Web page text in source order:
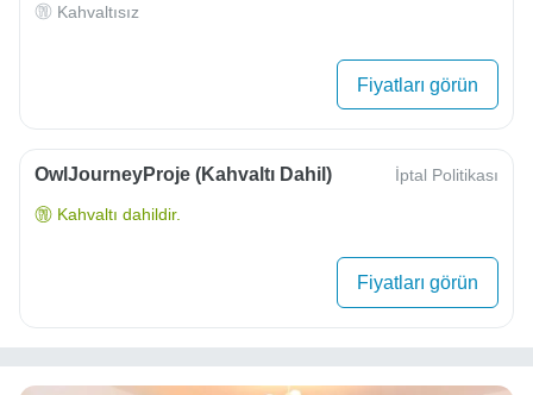
Kahvaltısız
Fiyatları görün
OwlJourneyProje (Kahvaltı Dahil) İptal Politikası
Kahvaltı dahildir.
Fiyatları görün